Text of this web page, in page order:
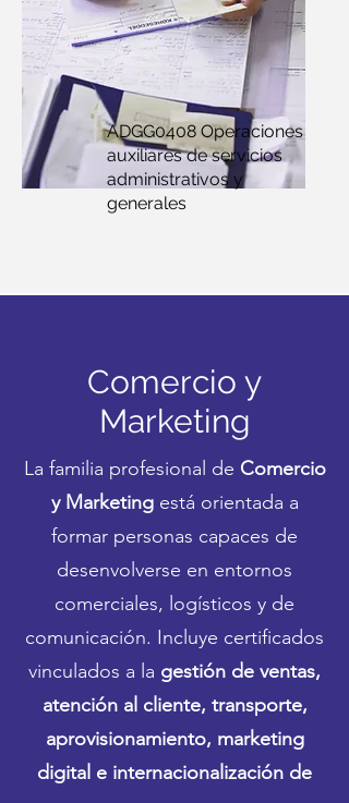
ADGG0408 Operaciones
auxiliares de servicios
administrativos y
generales
Comercio y
Marketing
La familia profesional de Comercio
y Marketingestá orientada a
formar personas capaces de
desenvolverse en entornos
comerciales, logísticos y de
comunicación. Incluye certificados
vinculados a la gestión de ventas,
atención al cliente, transporte,
aprovisionamiento, marketing
digital e internacionalización de